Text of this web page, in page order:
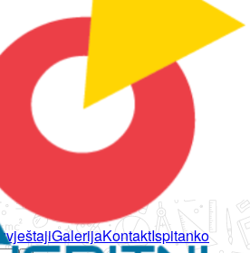
IzvještajiGalerijaKontaktIspitanko